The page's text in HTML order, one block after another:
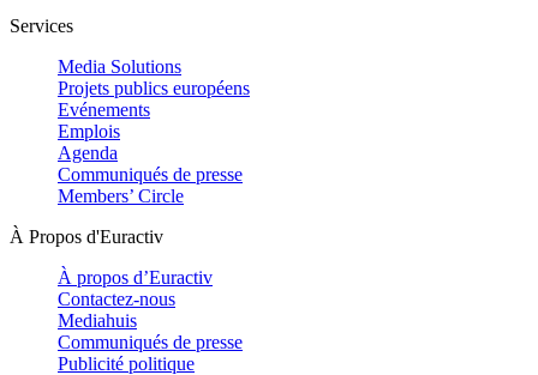
Services
Media Solutions
Projets publics européens
Evénements
Emplois
Agenda
Communiqués de presse
Members’ Circle
À Propos d'Euractiv
À propos d’Euractiv
Contactez-nous
Mediahuis
Communiqués de presse
Publicité politique